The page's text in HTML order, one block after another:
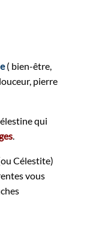
( bien-être,
pierre
qui
.
Célestite)
vous